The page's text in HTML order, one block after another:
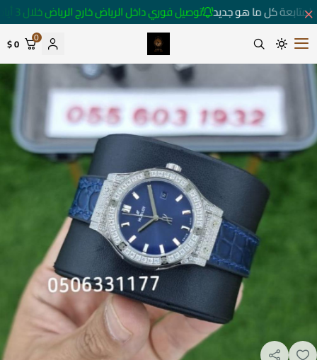
كل ما هو جديد توصيل فوري داخل الرياض خارج الرياض خلال 3 أيام 🚚
متجر ساعات رومانس
0
0 $